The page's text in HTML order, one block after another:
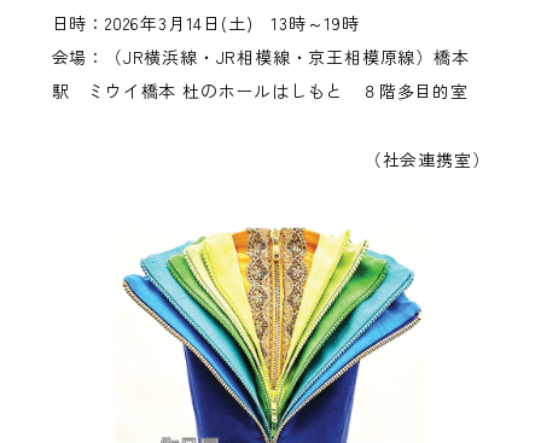
日時：2026年3月14日(土) 13時～19時
会場：（JR横浜線・JR相模線・京王相模原線）橋本
駅 ミウイ橋本 杜のホールはしもと ８階多目的室
（社会連携室）